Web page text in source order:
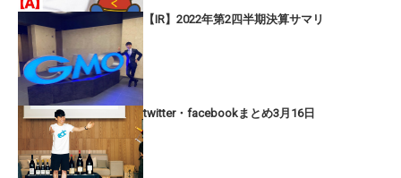
【IR】2022年第2四半期決算サマリ
twitter・facebookまとめ3月16日